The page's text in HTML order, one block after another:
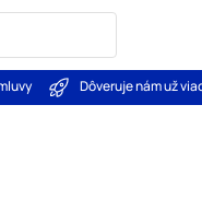
Dôveruje nám už